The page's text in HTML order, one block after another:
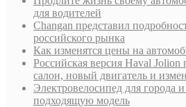
для водителей
Changan представил
российского рынка
Как изменятся цены на
Российская версия Haval
салон, новый двигатель и
Электровелосипед для города
подходящую модель